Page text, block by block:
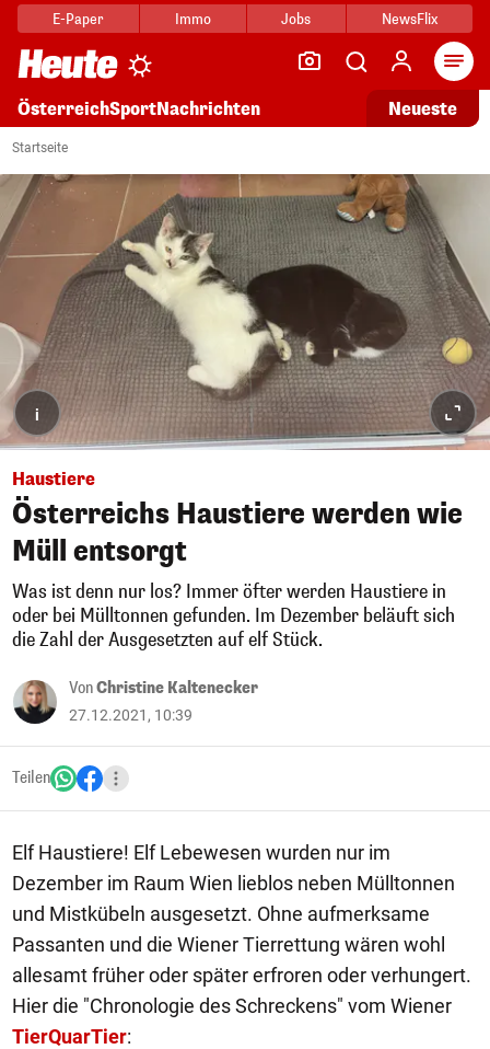
E-Paper Immo Jobs NewsFlix
ÖsterreichSportNachrichten Neueste
Startseite
i
Haustiere
Österreichs Haustiere werden wie
Müll entsorgt
Was ist denn nur los? Immer öfter werden Haustiere in
oder bei Mülltonnen gefunden. Im Dezember beläuft sich
die Zahl der Ausgesetzten auf elf Stück.
VonChristine Kaltenecker
27.12.2021, 10:39
Teilen
Elf Haustiere! Elf Lebewesen wurden nur im
Dezember im Raum Wien lieblos neben Mülltonnen
und Mistkübeln ausgesetzt. Ohne aufmerksame
Passanten und die Wiener Tierrettung wären wohl
allesamt früher oder später erfroren oder verhungert.
Hier die "Chronologie des Schreckens" vom Wiener
TierQuarTier: